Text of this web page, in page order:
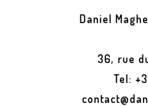
Daniel
36, rue
Tel: